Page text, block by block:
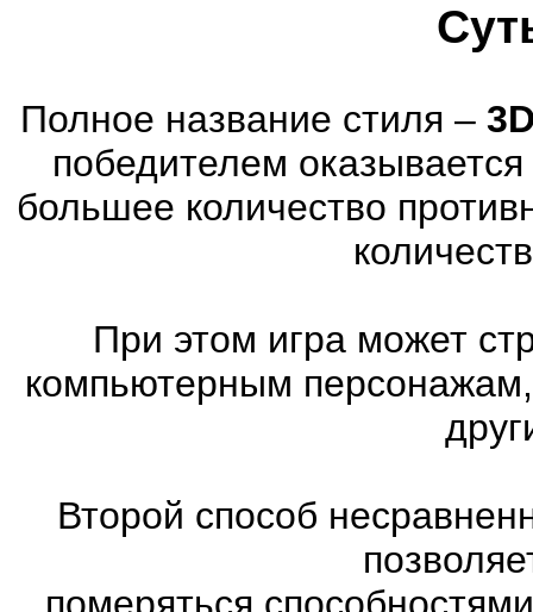
Полное название стиля –
победителем
большее количество
При этом игра может
компьютерным
Второй способ